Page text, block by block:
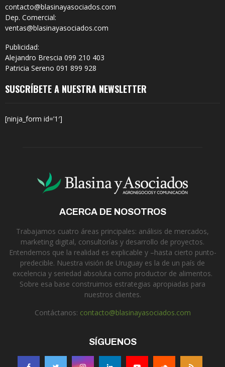
contacto@blasinayasociados.com
Dep. Comercial:
ventas@blasinayasociados.com
Publicidad:
Alejandro Brescia 099 210 403
Patricia Sereno 091 899 928
SUSCRÍBETE A NUESTRA NEWSLETTER
[ninja_form id=’1′]
ACERCA DE NOSOTROS
Trabajamos cuatro áreas principales: análisis de mercados,
marketing digital, consultorías y desarrollo de proyectos.
Entendemos que la realidad es explicable y –hasta cierto punto-
predecible. Nuestra visión de Uruguay es la de un país de
excelencia y seriedad absoluta como productor de alimentos.
Sobre esa base construimos estrategias apropiadas para
nuestros clientes.
Contáctanos: contacto@blasinayasociados.com
SÍGUENOS